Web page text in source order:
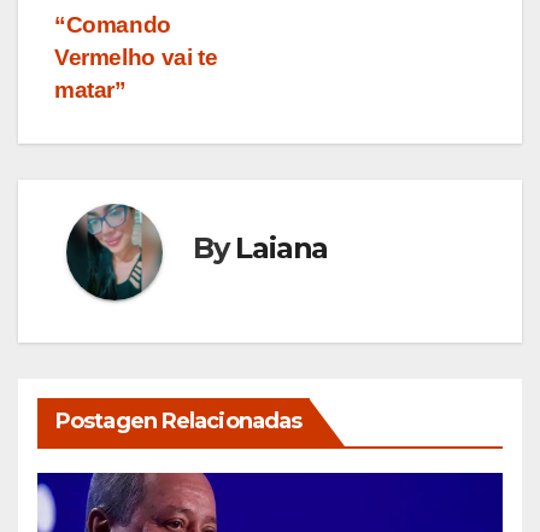
“Comando
Vermelho vai te
matar”
ByLaiana
Postagen Relacionadas